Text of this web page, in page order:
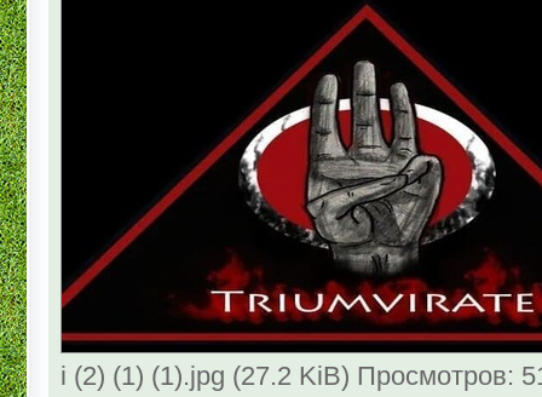
i (2) (1) (1).jpg (27.2 KiB) Просмотров: